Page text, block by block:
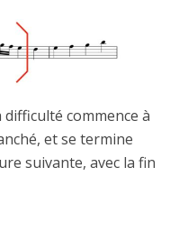
difficulté commence à
et se termine
suivante, avec la fin